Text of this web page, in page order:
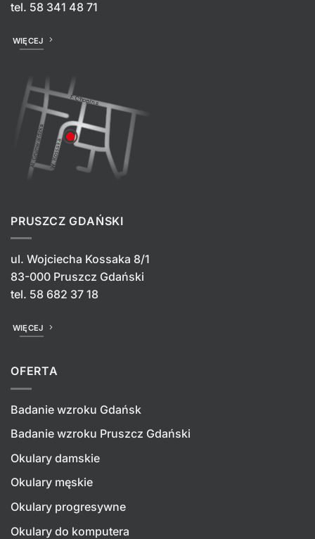
tel. 58 341 48 71
WIĘCEJ
PRUSZCZ GDAŃSKI
ul. Wojciecha Kossaka 8/1
83-000 Pruszcz Gdański
tel. 58 682 37 18
WIĘCEJ
OFERTA
Badanie wzroku Gdańsk
Badanie wzroku Pruszcz Gdański
Okulary damskie
Okulary męskie
Okulary progresywne
Okulary do komputera